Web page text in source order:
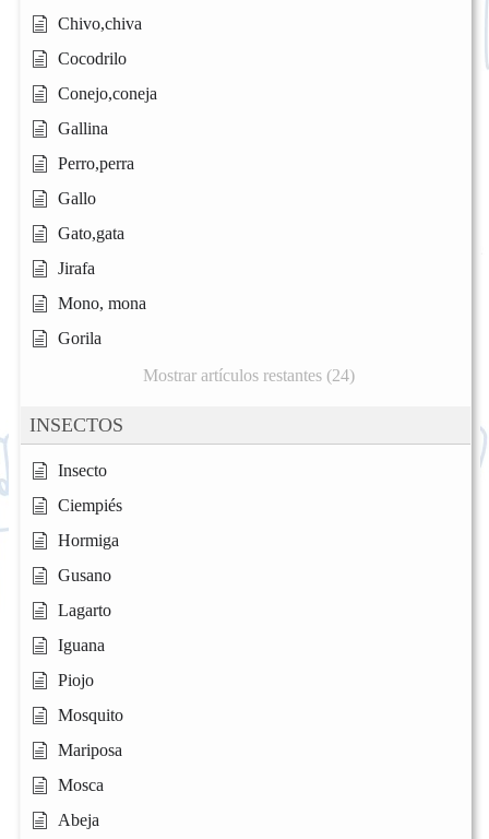
Chivo,chiva
Cocodrilo
Conejo,coneja
Gallina
Perro,perra
Gallo
Gato,gata
Jirafa
Mono, mona
Gorila
Mostrar artículos restantes (24)
INSECTOS
Insecto
Ciempiés
Hormiga
Gusano
Lagarto
Iguana
Piojo
Mosquito
Mariposa
Mosca
Abeja